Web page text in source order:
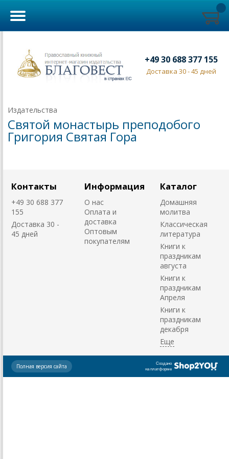
+49 30 688 377 155
Доставка 30 - 45 дней
Издательства
Святой монастырь преподобого
Григория Святая Гора
Контакты
+49 30 688 377
155
Доставка 30 -
45 дней
Информация
О нас
Оплата и
доставка
Оптовым
покупателям
Каталог
Домашняя
молитва
Классическая
литература
Книги к
праздникам
августа
Книги к
праздникам
Апреля
Книги к
праздникам
декабря
Создано
на платформе
Полная версия сайта